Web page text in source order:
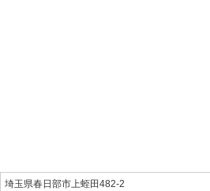
埼玉県春日部市上蛭田482-2